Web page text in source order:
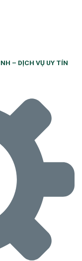
– DỊCH VỤ UY TÍN